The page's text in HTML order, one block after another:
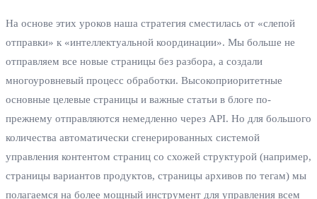
На основе этих уроков наша стратегия сместилась от «слепой
отправки» к «интеллектуальной координации». Мы больше не
отправляем все новые страницы без разбора, а создали
многоуровневый процесс обработки. Высокоприоритетные
основные целевые страницы и важные статьи в блоге по-
прежнему отправляются немедленно через API. Но для большого
количества автоматически сгенерированных системой
управления контентом страниц со схожей структурой (например,
страницы вариантов продуктов, страницы архивов по тегам) мы
полагаемся на более мощный инструмент для управления всем